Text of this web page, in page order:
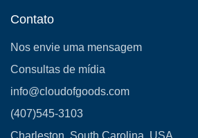
Contato
Nos envie uma mensagem
Consultas de mídia
info@cloudofgoods.com
(407)545-3103
Charleston, South Carolina, USA